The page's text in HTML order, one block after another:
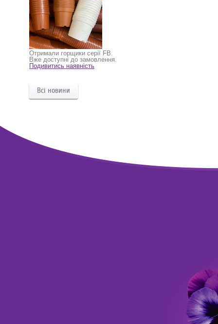
Отримали горщики серії FB.
Вже доступні до замовлення.
Подивитись наявність
Всі новини